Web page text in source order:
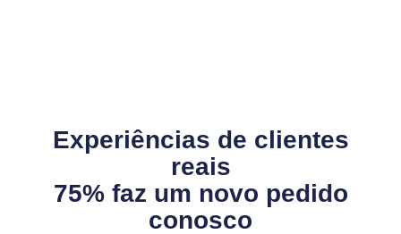
Experiências de clientes
reais
75% faz um novo pedido
conosco